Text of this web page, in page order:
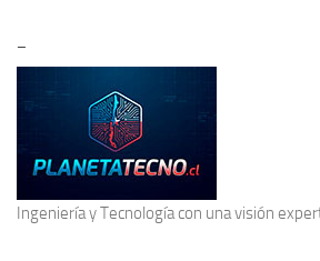
–
Ingeniería y Tecnologíacon una visión